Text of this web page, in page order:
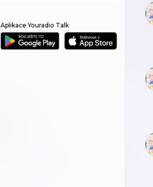
Aplikace Youradio Talk